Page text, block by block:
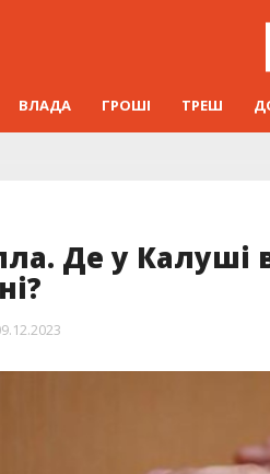
ВЛАДА ГРОШІ ТРЕШ
Де у Калуші